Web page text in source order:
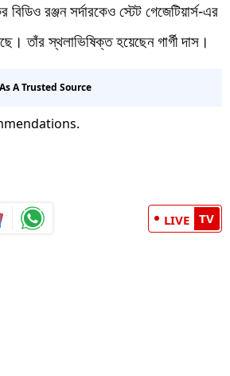
রঞ্জন সর্দারকেও স্টেট গেজেটিয়ার্স-এর
তাঁর স্থলাভিষিক্ত হয়েছেন গার্গী দাস।
A Trusted Source
LIVE TV